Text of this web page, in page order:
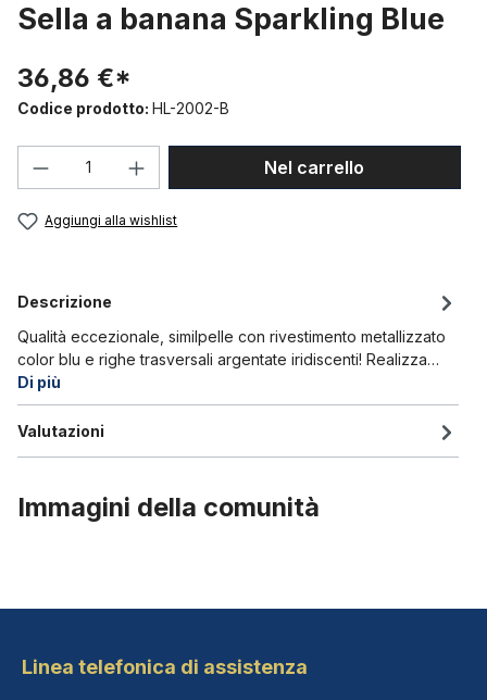
Sella a banana Sparkling Blue
36,86 €*
Codice prodotto: HL-2002-B
Quantità del prodotto: inserisci la
Nel carrello
Aggiungi alla wishlist
Descrizione
Qualità eccezionale, similpelle con rivestimento metallizzato
color blu e righe trasversali argentate iridiscenti! Realizza…
Di più
Valutazioni
Immagini della comunità
Linea telefonica di assistenza